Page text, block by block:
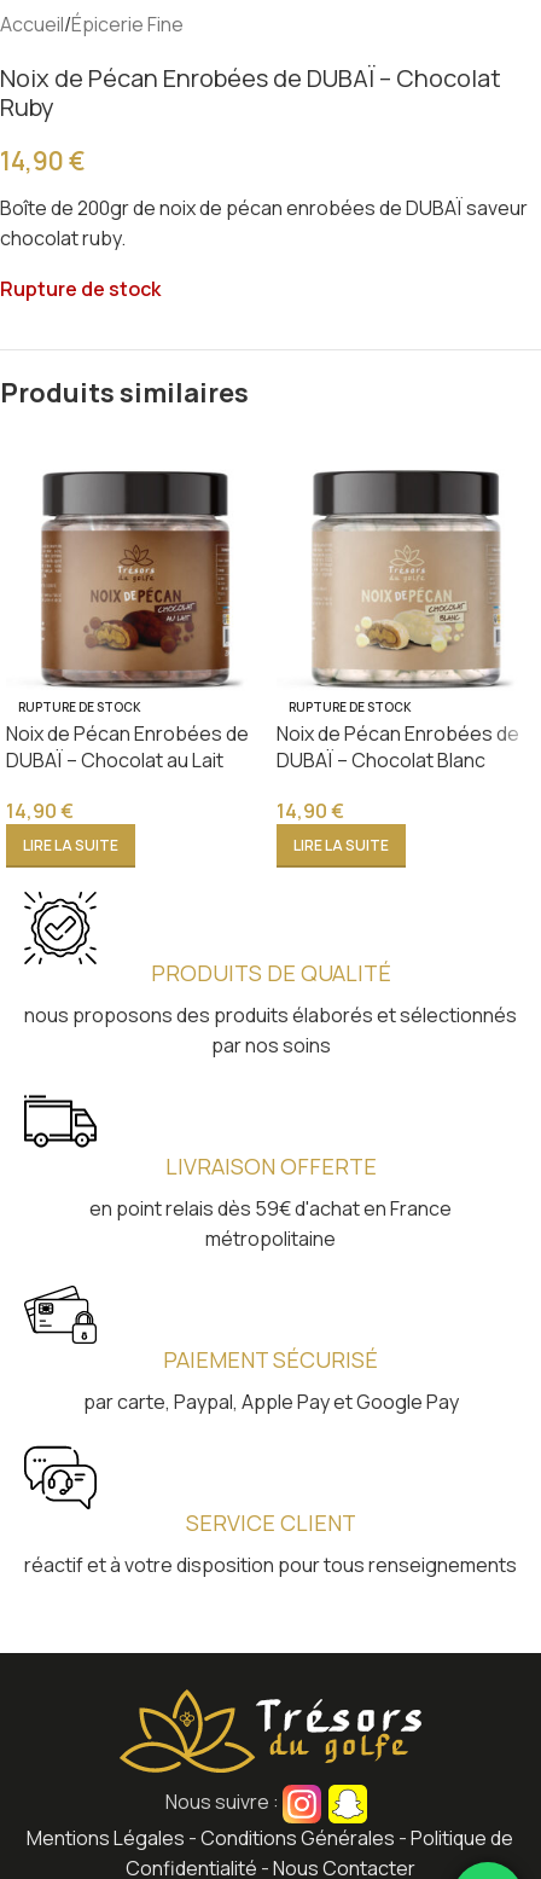
Accueil/Épicerie Fine
Noix de Pécan Enrobées de DUBAÏ – Chocolat
Ruby
14,90€
Boîte de 200gr de noix de pécan enrobées de DUBAÏ saveur
chocolat ruby.
Rupture de stock
Produits similaires
RUPTURE DE STOCK
Noix de Pécan Enrobées de
DUBAÏ – Chocolat au Lait
14,90€
LIRE LA SUITE
RUPTURE DE STOCK
Noix de Pécan Enrobées de
DUBAÏ – Chocolat Blanc
14,90€
LIRE LA SUITE
PRODUITS DE QUALITÉ
nous proposons des produits élaborés et sélectionnés
par nos soins
LIVRAISON OFFERTE
en point relais dès 59€ d'achat en France
métropolitaine
PAIEMENT SÉCURISÉ
par carte, Paypal, Apple Pay et Google Pay
SERVICE CLIENT
réactif et à votre disposition pour tous renseignements
Nous suivre :
Mentions Légales -Conditions Générales -Politique de
Confidentialité -Nous Contacter